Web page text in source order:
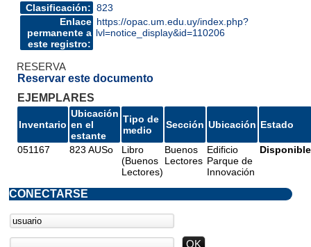
Clasificación: 823
Enlace
permanente a
este registro:
https://opac.um.edu.uy/index.php?
lvl=notice_display&id=110206
RESERVA
Reservar este documento
EJEMPLARES
Inventario
Ubicación
en el
estante
Tipo de
medio
Sección Ubicación Estado
051167 823 AUSo
Libro
(Buenos
Lectores)
Buenos
Lectores
Edificio
Parque de
Innovación
Disponible
CONECTARSE